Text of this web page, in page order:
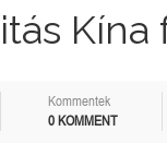
Kína
Kommentek
0 KOMMENT